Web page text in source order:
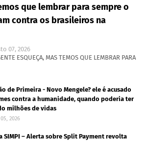
que lembrar para sempre o
contra os brasileiros na
07, 2026
ESQUEÇA, MAS TEMOS QUE LEMBRAR PARA
de Primeira - Novo Mengele? ele é acusado
contra a humanidade, quando poderia ter
milhões de vidas
2026
SIMPI – Alerta sobre Split Payment revolta